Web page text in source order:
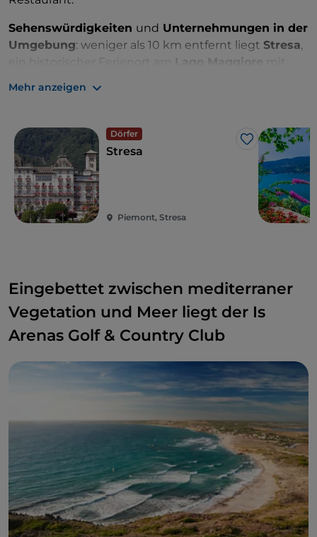
Sehenswürdigkeiten und Unternehmungen in der
Umgebung: weniger als 10 km entfernt liegt Stresa,
ein historischer Ferienort am
Lago Maggiore
können Sie Verbania, Arona, Angera und Baveno
der Fähre oder dem Motorboot zwischenden
wunderschönen Borromäischen Inselndirekt vor
Stresa.
Mehr anzeigen
Dörfer
Like
Stresa
Piemont, Stresa
Eingebettet zwischen mediterraner
Vegetation und Meer liegt der Is
Arenas Golf & Country Club